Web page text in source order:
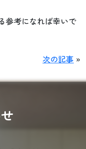
参考になれば幸いで
次の記事 »
せ